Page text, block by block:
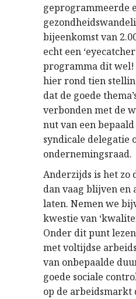
geprogrammeerde
bijeenkomst van
echt een
programma dit
hier rond tien
dat de goede
verbonden met de
nut van een
syndicale delegatie
ondernemingsraad.
Anderzijds is het zo
dan vaag blijven en
laten. Nemen we
kwestie van
Onder dit punt
met voltijdse
van onbepaalde
goede sociale
op de arbeidsmarkt